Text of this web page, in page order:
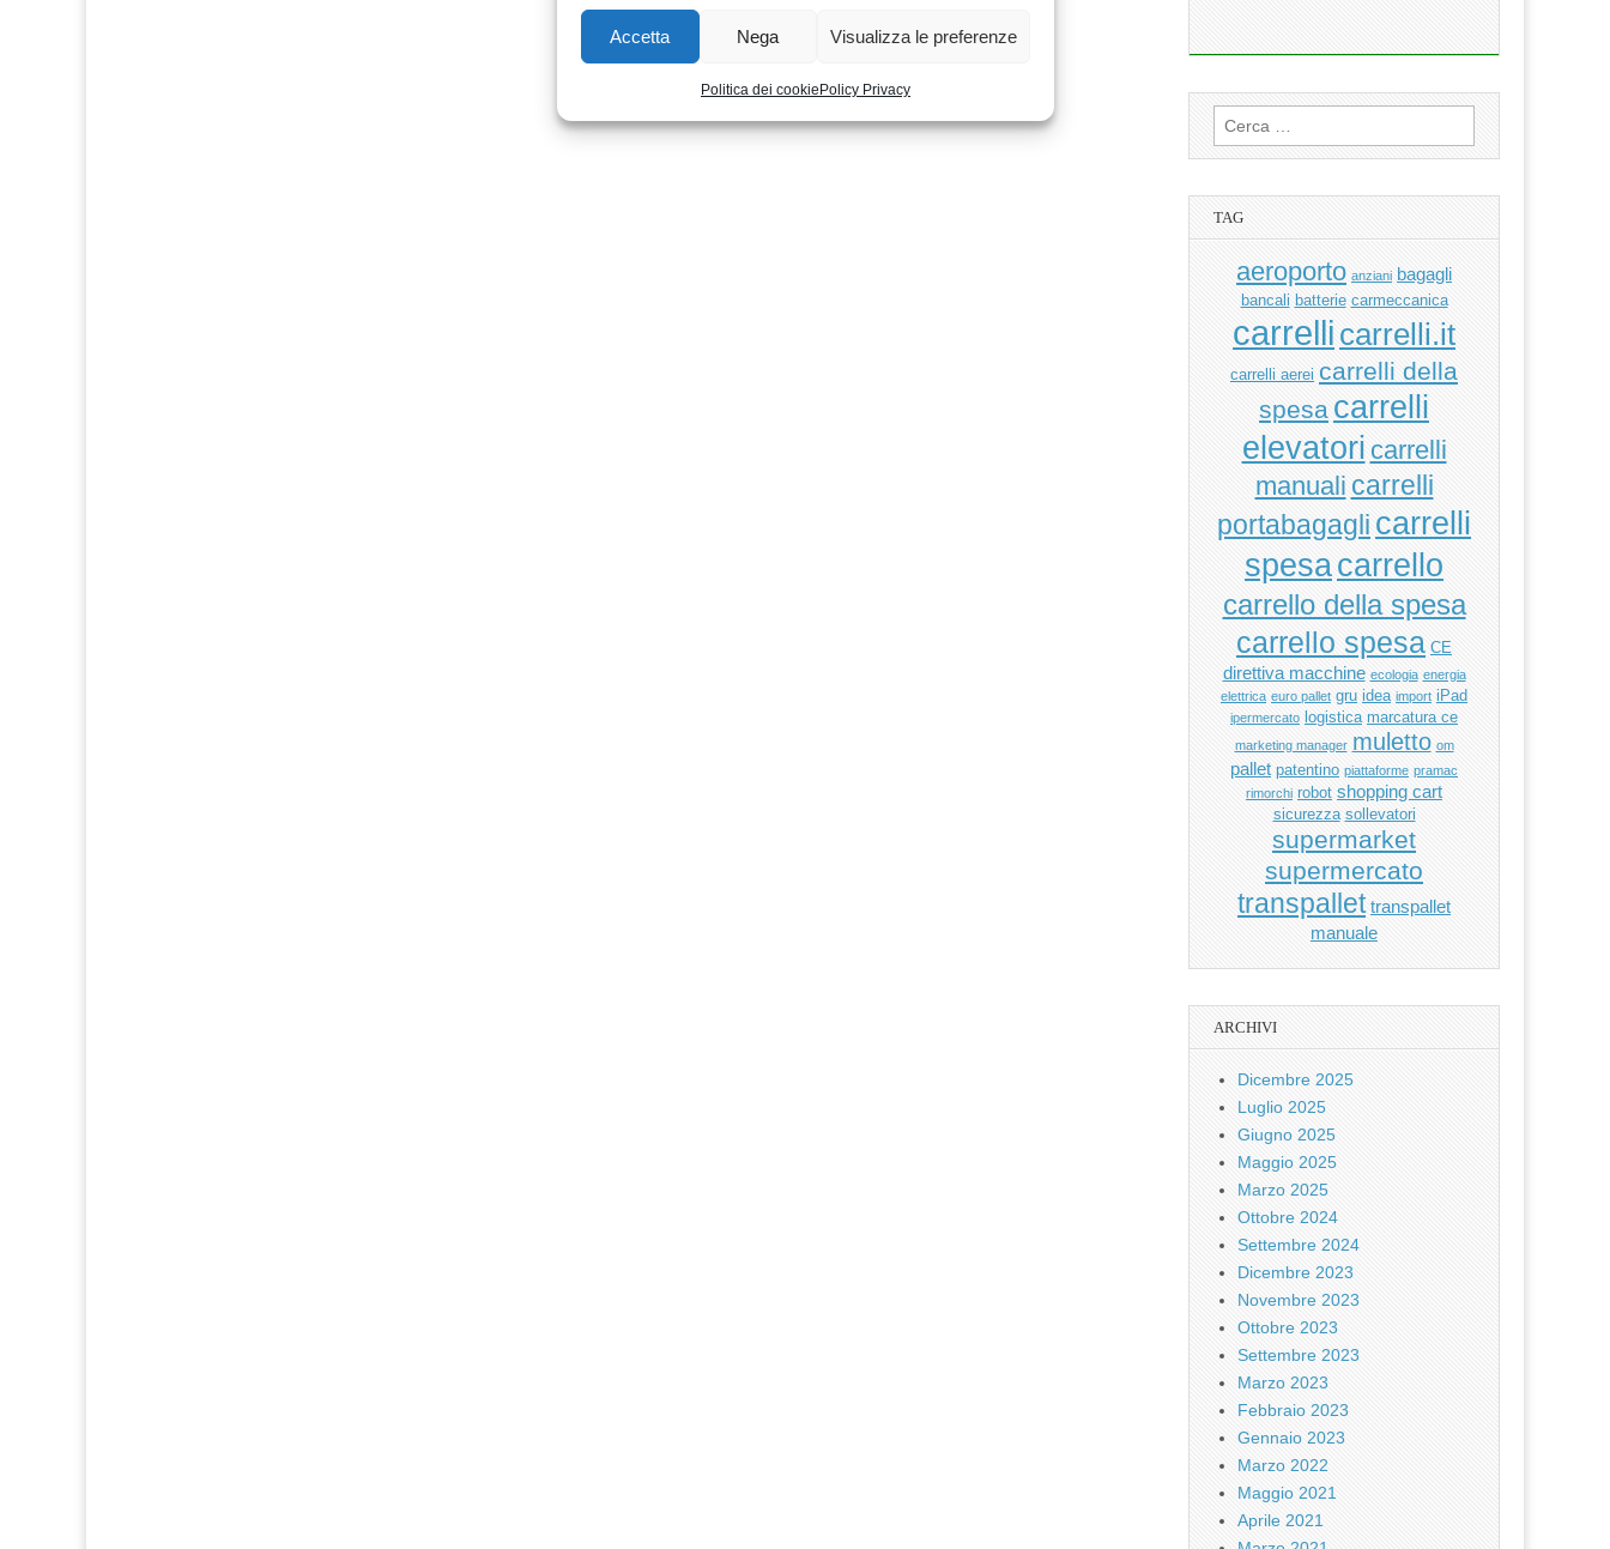
Accetta Nega Visualizza le preferenze
Politica dei cookie Policy Privacy
Ricerca
per:
TAG
aeroporto anziani bagagli
bancali batterie carmeccanica
carrelli carrelli.it
carrelli aerei carrelli della
spesa carrelli
elevatori carrelli
manuali carrelli
portabagagli carrelli
spesacarrello
carrello della spesa
carrello spesa CE
direttiva macchine ecologia energia
elettrica euro pallet gru idea import iPad
ipermercato logistica marcatura ce
marketing manager muletto om
pallet patentino piattaforme pramac
rimorchi robot shopping cart
sicurezza sollevatori
supermarket
supermercato
transpallet transpallet
manuale
ARCHIVI
Dicembre 2025
Luglio 2025
Giugno 2025
Maggio 2025
Marzo 2025
Ottobre 2024
Settembre 2024
Dicembre 2023
Novembre 2023
Ottobre 2023
Settembre 2023
Marzo 2023
Febbraio 2023
Gennaio 2023
Marzo 2022
Maggio 2021
Aprile 2021